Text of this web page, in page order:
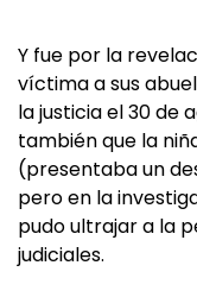
Y fue por la
víctima a sus
la justicia el 30 de
también que la
(presentaba un
pero en la
pudo ultrajar a la
judiciales.